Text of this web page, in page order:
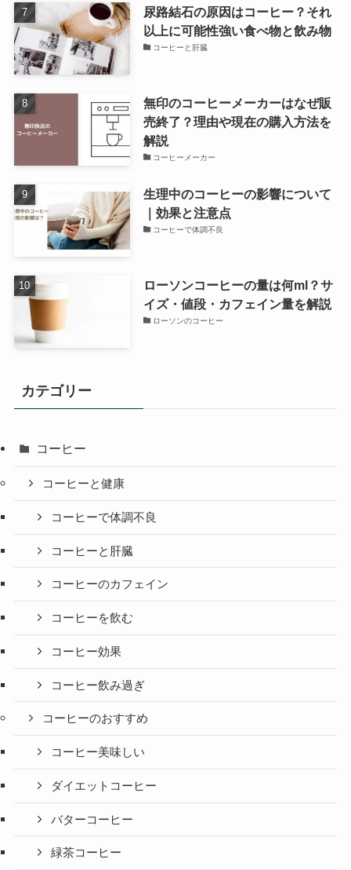
尿路結石の原因はコーヒー？それ
以上に可能性強い食べ物と飲み物
コーヒーと肝臓
無印のコーヒーメーカーはなぜ販
売終了？理由や現在の購入方法を
解説
コーヒーメーカー
生理中のコーヒーの影響について
｜効果と注意点
コーヒーで体調不良
ローソンコーヒーの量は何ml？サ
イズ・値段・カフェイン量を解説
ローソンのコーヒー
カテゴリー
コーヒー
コーヒーと健康
コーヒーで体調不良
コーヒーと肝臓
コーヒーのカフェイン
コーヒーを飲む
コーヒー効果
コーヒー飲み過ぎ
コーヒーのおすすめ
コーヒー美味しい
ダイエットコーヒー
バターコーヒー
緑茶コーヒー